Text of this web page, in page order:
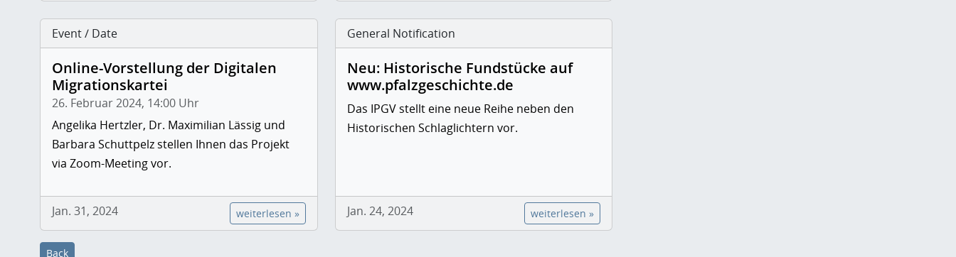
Event / Date
Online-Vorstellung der Digitalen
Migrationskartei
26. Februar 2024, 14:00 Uhr
Angelika Hertzler, Dr. Maximilian Lässig und
Barbara Schuttpelz stellen Ihnen das Projekt
via Zoom-Meeting vor.
Jan. 31, 2024 weiterlesen »
General Notification
Neu: Historische Fundstücke auf
www.pfalzgeschichte.de
Das IPGV stellt eine neue Reihe neben den
Historischen Schlaglichtern vor.
Jan. 24, 2024 weiterlesen »
Back